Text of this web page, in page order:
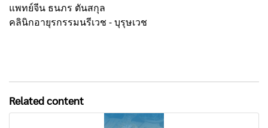
แพทย์จีน ธนภร ตันสกุล
คลินิกอายุรกรรมนรีเวช - บุรุษเวช
Related content